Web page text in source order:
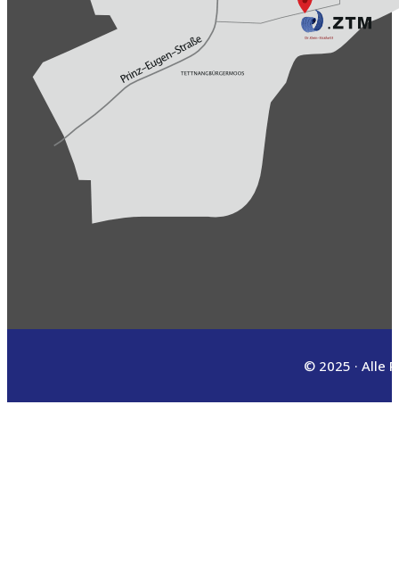
© 2025 · Alle